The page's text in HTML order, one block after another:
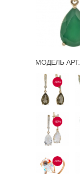
МОДЕЛЬ
-50%
-50%
-50%